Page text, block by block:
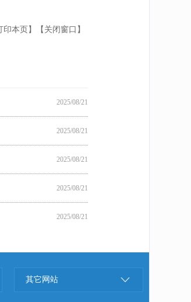
【关闭窗口】
印本页】
2025/08/21
2025/08/21
2025/08/21
2025/08/21
2025/08/21
其它网站